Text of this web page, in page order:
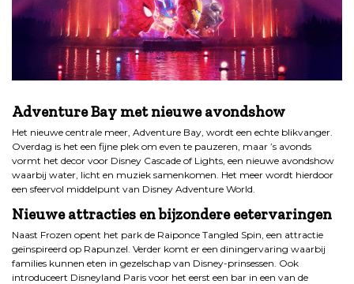
Adventure Bay met nieuwe avondshow
Het nieuwe centrale meer, Adventure Bay, wordt een echte blikvanger.
Overdag is het een fijne plek om even te pauzeren, maar ’s avonds
vormt het decor voor Disney Cascade of Lights, een nieuwe avondshow
waarbij water, licht en muziek samenkomen. Het meer wordt hierdoor
een sfeervol middelpunt van Disney Adventure World.
Nieuwe attracties en bijzondere eetervaringen
Naast Frozen opent het park de Raiponce Tangled Spin, een attractie
geïnspireerd op Rapunzel. Verder komt er een diningervaring waarbij
families kunnen eten in gezelschap van Disney-prinsessen. Ook
introduceert Disneyland Paris voor het eerst een bar in een van de